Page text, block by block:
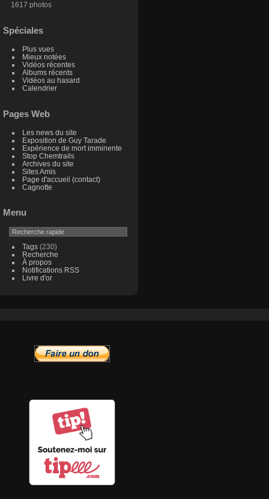
1617 photos
Spéciales
Plus vues
Mieux notées
Vidéos récentes
Albums récents
Vidéos au hasard
Calendrier
Pages Web
Les news du site
Exposition de Guy Tarade
Expérience de mort imminente
Stop Chemtrails
Archives du site
Sites Amis
Page d'accueil (contact)
Cagnotte
Menu
Tags(230)
Recherche
À propos
Notifications RSS
Livre d'or